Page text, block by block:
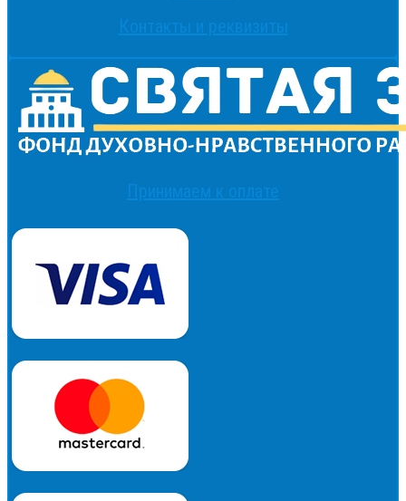
Контакты и реквизиты
Принимаем к оплате